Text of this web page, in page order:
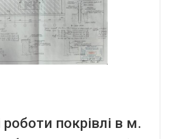
покрівлі в м.